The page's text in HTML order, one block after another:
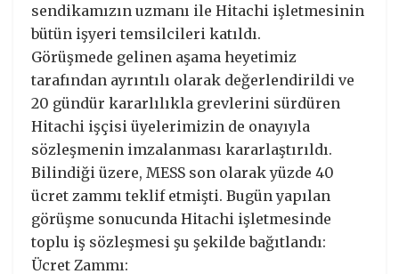
sendikamızın uzmanı ile Hitachi işletmesinin
bütün işyeri temsilcileri katıldı.
Görüşmede gelinen aşama heyetimiz
tarafından ayrıntılı olarak değerlendirildi ve
20 gündür kararlılıkla grevlerini sürdüren
Hitachi işçisi üyelerimizin de onayıyla
sözleşmenin imzalanması kararlaştırıldı.
Bilindiği üzere, MESS son olarak yüzde 40
ücret zammı teklif etmişti. Bugün yapılan
görüşme sonucunda Hitachi işletmesinde
toplu iş sözleşmesi şu şekilde bağıtlandı:
Ücret Zammı: